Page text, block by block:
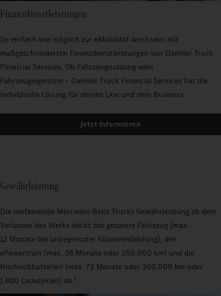
Finanzdienstleistungen
So einfach wie möglich zur eMobilität wechseln: mit
maßgeschneiderten Finanzdienstleistungen von Daimler Truck
Financial Services. Ob Fahrzeugnutzung oder
Fahrzeugeigentum – Daimler Truck Financial Services hat die
individuelle Lösung für deinen Lkw und dein Business.
Jetzt informieren
Gewährleistung
Die umfassende Mercedes‑Benz Trucks Gewährleistung ab dem
Verlassen des Werks deckt das gesamte Fahrzeug (max.
12 Monate bei unbegrenzter Kilometerleistung), den
ePowertrain (max. 36 Monate oder 250.000 km) und die
Hochvoltbatterien (max. 72 Monate oder 360.000 km oder
1.800 Ladezyklen) ab.6